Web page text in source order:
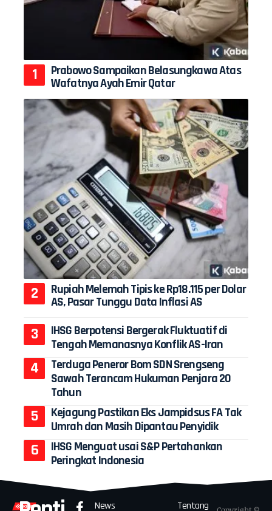
Prabowo Sampaikan Belasungkawa Atas
Wafatnya Ayah Emir Qatar
Rupiah Melemah Tipis ke Rp18.115 per Dolar
AS, Pasar Tunggu Data Inflasi AS
IHSG Berpotensi Bergerak Fluktuatif di
Tengah Memanasnya Konflik AS-Iran
Terduga Peneror Bom SDN Srengseng
Sawah Terancam Hukuman Penjara 20
Tahun
Kejagung Pastikan Eks Jampidsus FA Tak
Umrah dan Masih Dipantau Penyidik
IHSG Menguat usai S&P Pertahankan
Peringkat Indonesia
News Tentang